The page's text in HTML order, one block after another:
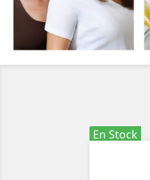
En Stock